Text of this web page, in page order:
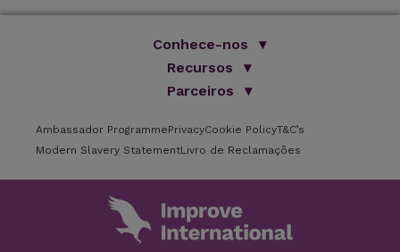
Conhece-nos
Somos Improve
O nosso grupo
Testemunhos
Locais de formação
Contactos
Recursos
Livros
Brochura
FAQs
Parceiros
Parceiros
Ambassador ProgrammePrivacyCookie PolicyT&C’s
Modern Slavery StatementLivro de Reclamações